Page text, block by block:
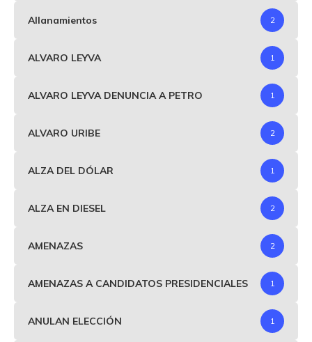
Allanamientos 2
ALVARO LEYVA 1
ALVARO LEYVA DENUNCIA A PETRO 1
ALVARO URIBE 2
ALZA DEL DÓLAR 1
ALZA EN DIESEL 2
AMENAZAS 2
AMENAZAS A CANDIDATOS PRESIDENCIALES 1
ANULAN ELECCIÓN 1